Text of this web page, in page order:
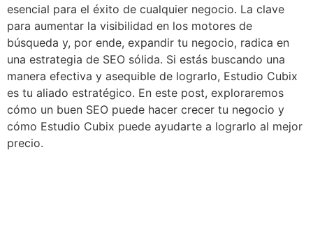
esencial para el éxito de cualquier negocio. La clave
para aumentar la visibilidad en los motores de
búsqueda y, por ende, expandir tu negocio, radica en
una estrategia de SEO sólida. Si estás buscando una
manera efectiva y asequible de lograrlo, Estudio Cubix
es tu aliado estratégico. En este post, exploraremos
cómo un buen SEO puede hacer crecer tu negocio y
cómo Estudio Cubix puede ayudarte a lograrlo al mejor
precio.